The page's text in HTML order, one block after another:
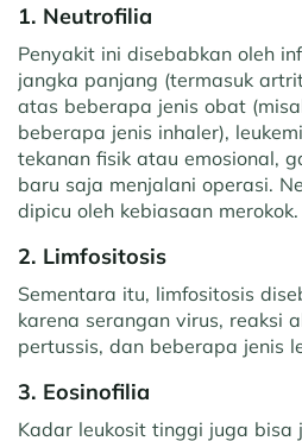
1. Neutrofilia
Penyakit ini disebabkan oleh
jangka panjang (termasuk
atas beberapa jenis obat
beberapa jenis inhaler),
tekanan fisik atau emosional,
baru saja menjalani operasi.
dipicu oleh kebiasaan merokok.
2. Limfositosis
Sementara itu, limfositosis
karena serangan virus, reaksi
pertussis, dan beberapa jenis
3. Eosinofilia
Kadar leukosit tinggi juga bisa